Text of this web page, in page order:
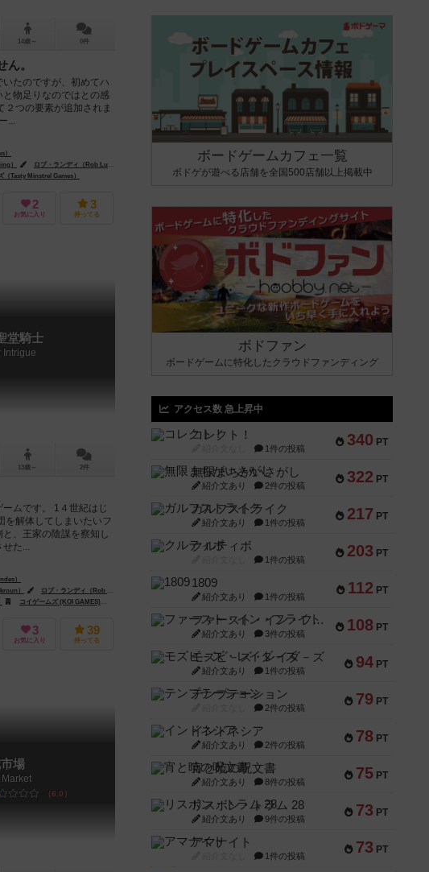
14歳～ 0件
ん。
たのですが、初めてハ
物足りなのではとの感
２つの要素が追加されま
...
）
）
ロブ・ランディ（Rob Lundy）
（Tasty Minstrel Games）
2
お気に入り
3
持ってる
ルド（Hobby World）
堂騎士
Intrigue
13歳～ 2件
ムです。 1４世紀はじ
を解体してしまいたいフ
、王家の陰謀を察知し
た...
）
）
ロブ・ランディ（Rob Lundy）
コイゲームズ (KOI GAMES)
3
お気に入り
39
持ってる
場
6.0
ボードゲームカフェ一覧
ボドゲが遊べる店舗を全国500店舗以上掲載中
ボドファン
ボードゲームに特化したクラウドファンディング
アクセス数 急上昇中
340 PT
コレクト！
1件の投稿
322 PT
無限まちがいさがし
紹介文あり 2件の投稿
217 PT
ガルフストライク
紹介文あり 1件の投稿
203 PT
クルティボ
1件の投稿
112 PT
1809
紹介文あり 1件の投稿
108 PT
ファースト・イン・フライト
紹介文あり 3件の投稿
94 PT
モズビ－ズ・レイダ－ズ
紹介文あり 1件の投稿
79 PT
テンプテーション
2件の投稿
78 PT
インドネシア
紹介文あり 2件の投稿
75 PT
宵と暁の呪文書
紹介文あり 8件の投稿
73 PT
リスボン・トラム 28
紹介文あり 9件の投稿
73 PT
アマナイト
1件の投稿